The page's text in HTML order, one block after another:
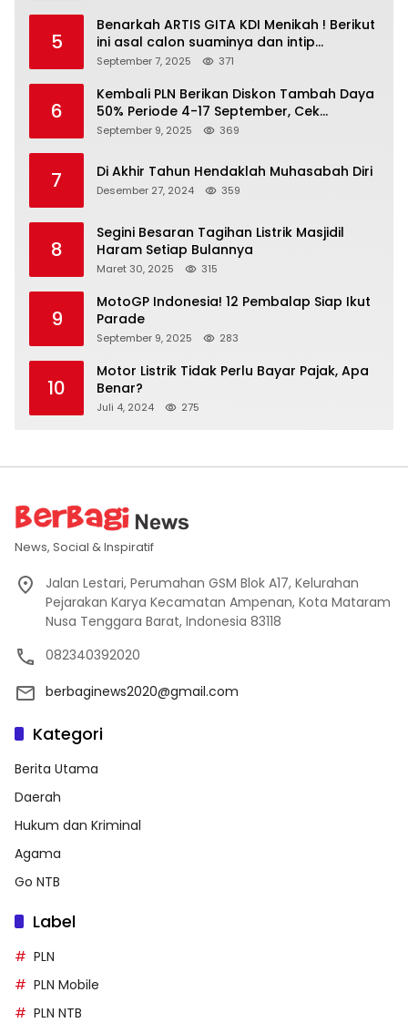
5
Benarkah ARTIS GITA KDI Menikah ! Berikut
ini asal calon suaminya dan intip
undangannya
September 7, 2025 371
6
Kembali PLN Berikan Diskon Tambah Daya
50% Periode 4-17 September, Cek
Ketentuannya!
September 9, 2025 369
7 Di Akhir Tahun Hendaklah Muhasabah Diri
Desember 27, 2024 359
8
Segini Besaran Tagihan Listrik Masjidil
Haram Setiap Bulannya
Maret 30, 2025 315
9
MotoGP Indonesia! 12 Pembalap Siap Ikut
Parade
September 9, 2025 283
10
Motor Listrik Tidak Perlu Bayar Pajak, Apa
Benar?
Juli 4, 2024 275
News, Social & Inspiratif
Jalan Lestari, Perumahan GSM Blok A17, Kelurahan
Pejarakan Karya Kecamatan Ampenan, Kota Mataram
Nusa Tenggara Barat, Indonesia 83118
082340392020
berbaginews2020@gmail.com
Kategori
Berita Utama
Daerah
Hukum dan Kriminal
Agama
Go NTB
Label
PLN
PLN Mobile
PLN NTB